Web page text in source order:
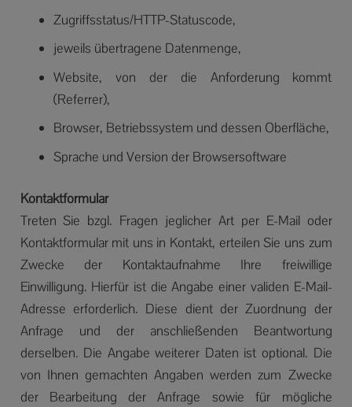
Zugriffsstatus/HTTP-Statuscode,
jeweils übertragene Datenmenge,
Website, von der die Anforderung kommt
(Referrer),
Browser, Betriebssystem und dessen Oberfläche,
Sprache und Version der Browsersoftware
Kontaktformular
Treten Sie bzgl. Fragen jeglicher Art per E-Mail oder
Kontaktformular mit uns in Kontakt, erteilen Sie uns zum
Zwecke der Kontaktaufnahme Ihre freiwillige
Einwilligung. Hierfür ist die Angabe einer validen E-Mail-
Adresse erforderlich. Diese dient der Zuordnung der
Anfrage und der anschließenden Beantwortung
derselben. Die Angabe weiterer Daten ist optional. Die
von Ihnen gemachten Angaben werden zum Zwecke
der Bearbeitung der Anfrage sowie für mögliche